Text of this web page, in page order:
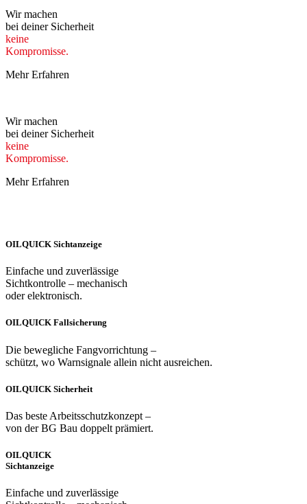
Wir machen
bei deiner Sicherheit
keine
Kompromisse.
Mehr Erfahren
Wir machen
bei deiner Sicherheit
keine
Kompromisse.
Mehr Erfahren
OILQUICK Sichtanzeige
Einfache und zuverlässige
Sichtkontrolle – mechanisch
oder elektronisch.
OILQUICK Fallsicherung
Die bewegliche Fangvorrichtung –
schützt, wo Warnsignale allein nicht ausreichen.
OILQUICK Sicherheit
Das beste Arbeitsschutzkonzept –
von der BG Bau doppelt prämiert.
OILQUICK
Sichtanzeige
Einfache und zuverlässige